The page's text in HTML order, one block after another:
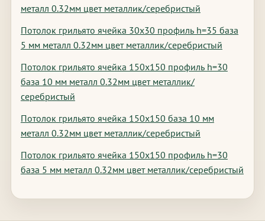
металл 0.32мм цвет металлик/серебристый
Потолок грильято ячейка 30х30 профиль h=35 база
5 мм металл 0.32мм цвет металлик/серебристый
Потолок грильято ячейка 150х150 профиль h=30
база 10 мм металл 0.32мм цвет металлик/
серебристый
Потолок грильято ячейка 150х150 база 10 мм
металл 0.32мм цвет металлик/серебристый
Потолок грильято ячейка 150х150 профиль h=30
база 5 мм металл 0.32мм цвет металлик/серебристый